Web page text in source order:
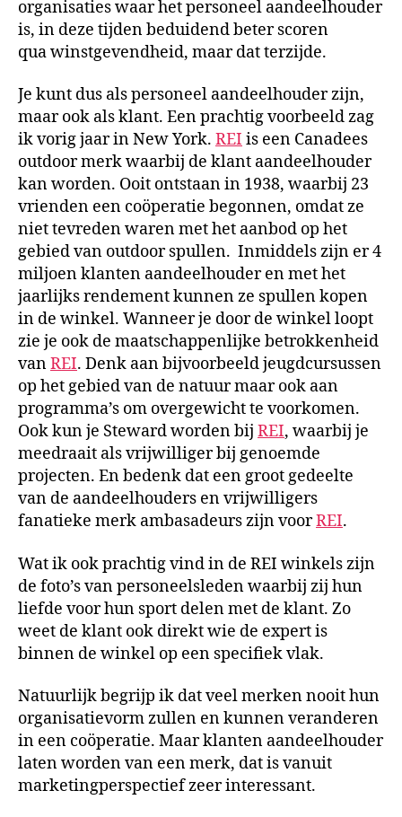
organisaties waar het personeel aandeelhouder
is, in deze tijden beduidend beter scoren
qua winstgevendheid, maar dat terzijde.
Je kunt dus als personeel aandeelhouder zijn,
maar ook als klant. Een prachtig voorbeeld zag
ik vorig jaar in New York. REI is een Canadees
outdoor merk waarbij de klant aandeelhouder
kan worden. Ooit ontstaan in 1938, waarbij 23
vrienden een coöperatie begonnen, omdat ze
niet tevreden waren met het aanbod op het
gebied van outdoor spullen. Inmiddels zijn er 4
miljoen klanten aandeelhouder en met het
jaarlijks rendement kunnen ze spullen kopen
in de winkel. Wanneer je door de winkel loopt
zie je ook de maatschappenlijke betrokkenheid
vanREI. Denk aan bijvoorbeeld jeugdcursussen
op het gebied van de natuur maar ook aan
programma’s om overgewicht te voorkomen.
Ook kun je Steward worden bij REI, waarbij je
meedraait als vrijwilliger bij genoemde
projecten. En bedenk dat een groot gedeelte
van de aandeelhouders en vrijwilligers
fanatieke merk ambasadeurs zijn voorREI.
Wat ik ook prachtig vind in de REI winkels zijn
de foto’s van personeelsleden waarbij zij hun
liefde voor hun sport delen met de klant. Zo
weet de klant ook direkt wie de expert is
binnen de winkel op een specifiek vlak.
Natuurlijk begrijp ik dat veel merken nooit hun
organisatievorm zullen en kunnen veranderen
in een coöperatie. Maar klanten aandeelhouder
laten worden van een merk, dat is vanuit
marketingperspectief zeer interessant.